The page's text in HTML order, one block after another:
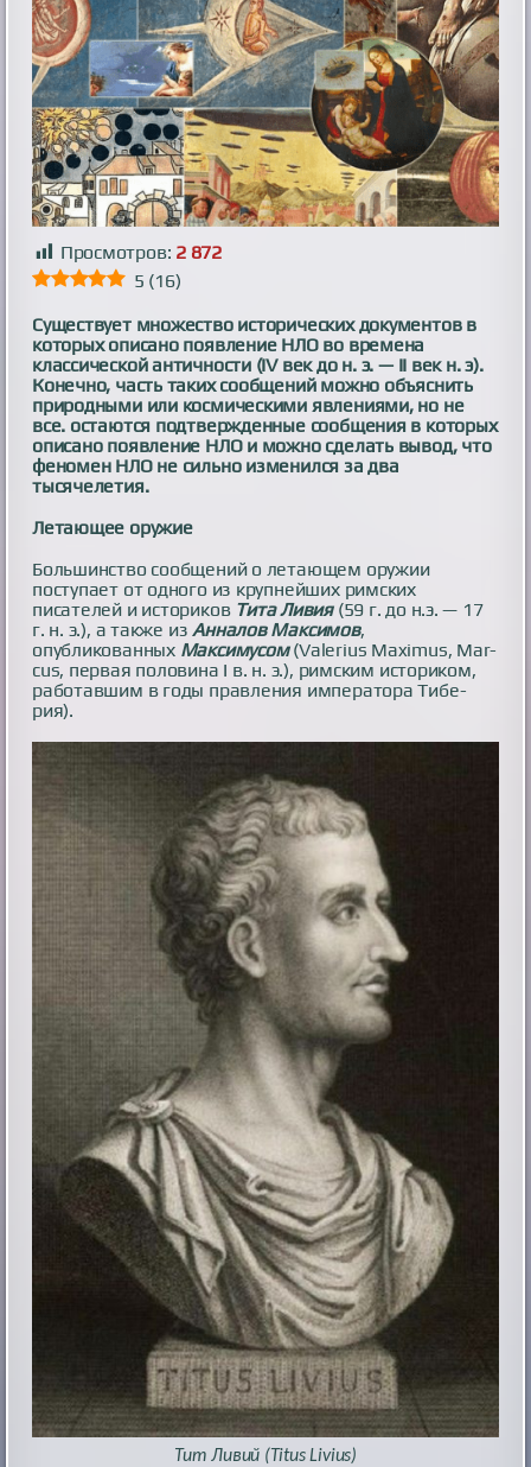
Просмотров: 2 872
5 (16)
Существует множество исторических документов в
которых описано появление НЛО во времена
классической античности (IV век до н. э. — II век н. э).
Конечно, часть таких сообщений можно объяснить
природными или космическими явлениями, но не
все. остаются подтвержденные сообщения в которых
описано появление НЛО и можно сделать вывод, что
феномен НЛО не сильно изменился за два
тысячелетия.
Летающее оружие
Большинство сообщений о летающем оружии
поступает от одного из крупнейших римских
писателей и историков Тита Ливия (59 г. до н.э. — 17
г. н. э.), а также из Анналов Максимов,
опубликованных Максимусом(Va­le­rius Ma­xi­mus, Mar­
cus, пер­вая поло­ви­на I в. н. э.), рим­ским исто­риком,
работав­шим в годы прав­ле­ния императора Тибе­
рия).
Тит Ливий (Titus Livius)